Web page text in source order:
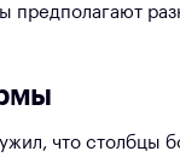
предполагают
что столбцы